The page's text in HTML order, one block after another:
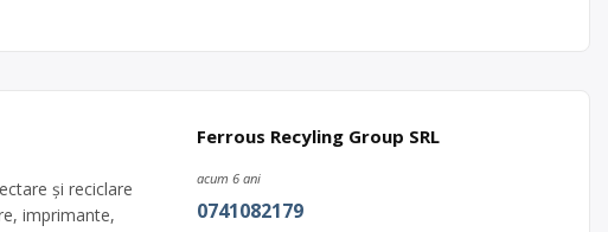
și reciclare
imprimante,
Ferrous Recyling Group SRL
acum 6 ani
0741082179